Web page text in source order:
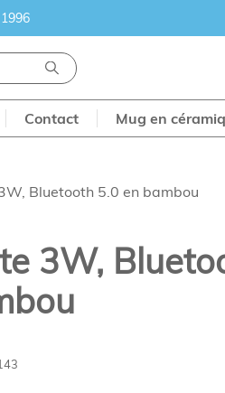
Contact Mug en
Bluetooth 5.0 en bambou
3W,